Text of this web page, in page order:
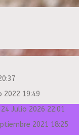
2022 19:49
Julio 2026 22:01
2021 18:25